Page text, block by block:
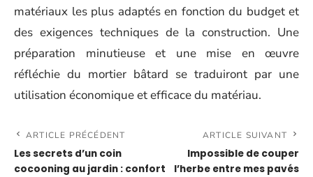
matériaux les plus adaptés en fonction du budget et
des exigences techniques de la construction. Une
préparation minutieuse et une mise en œuvre
réfléchie du mortier bâtard se traduiront par une
utilisation économique et efficace du matériau.
ARTICLE PRÉCÉDENT
Les secrets d’un coin
cocooning au jardin : confort
ARTICLE SUIVANT
Impossible de couper
l’herbe entre mes pavés